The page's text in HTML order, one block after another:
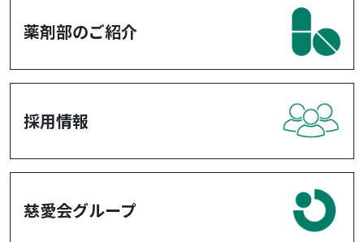
薬剤部のご紹介
採用情報
慈愛会グループ